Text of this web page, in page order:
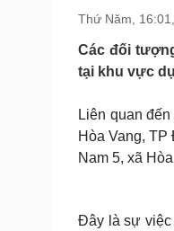
Pháp luật
Vụ án
Tư vấn luật
Cây thuốc
Thứ Năm,
Các đối
tại khu vực
Liên quan
Hòa Vang,
Nam 5, xã
Đây là sự việc